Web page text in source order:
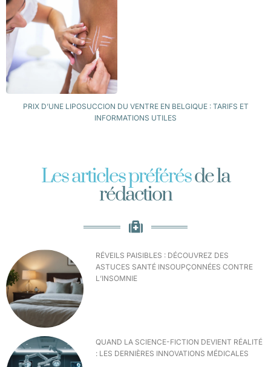
PRIX D’UNE LIPOSUCCION DU VENTRE EN BELGIQUE : TARIFS ET
INFORMATIONS UTILES
Les articles préférésde la
rédaction
RÉVEILS PAISIBLES : DÉCOUVREZ DES
ASTUCES SANTÉ INSOUPÇONNÉES CONTRE
L’INSOMNIE
QUAND LA SCIENCE-FICTION DEVIENT RÉALITÉ
: LES DERNIÈRES INNOVATIONS MÉDICALES